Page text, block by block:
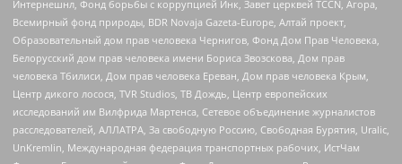
Интернешнл, Фонд борьбы с коррупцией Инк, Завет церквей TCCN, Агора,
Всемирный фонд природы, BDR Novaja Gazeta-Europe, Алтай проект,
Образовательный дом прав человека Чернигов, Фонд Дом Прав Человека,
Белорусский дом прав человека имени Бориса Звозскова, Дом прав
человека Тбилиси, Дом прав человека Ереван, Дом прав человека Крым,
Центр дикого лосося, TVR Studios, ТВ Дождь, Центр европейских
исследований им Вилфрида Мартенса, Сетевое объединение журналистов
расследователей, АЛЛАТРА, За свободную Россию, Свободная Бурятия, Uralic,
UnKremlin, Международная федерация транспортных рабочих, ИстЧам